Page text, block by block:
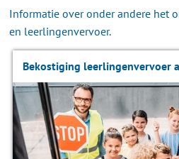
Informatie over onder andere het
en leerlingenvervoer.
Bekostiging leerlingenvervoer